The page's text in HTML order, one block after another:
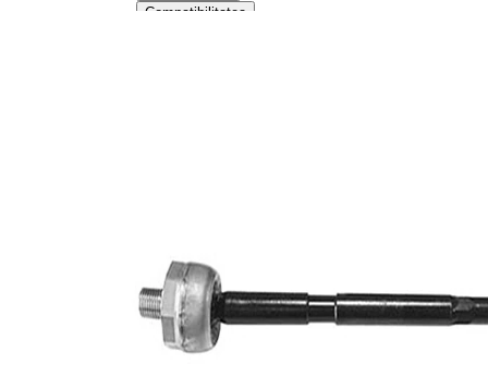
Compatibilitatea
Articol
extins/Informatii
de extindere
unsoare
sintetică
Numar articol